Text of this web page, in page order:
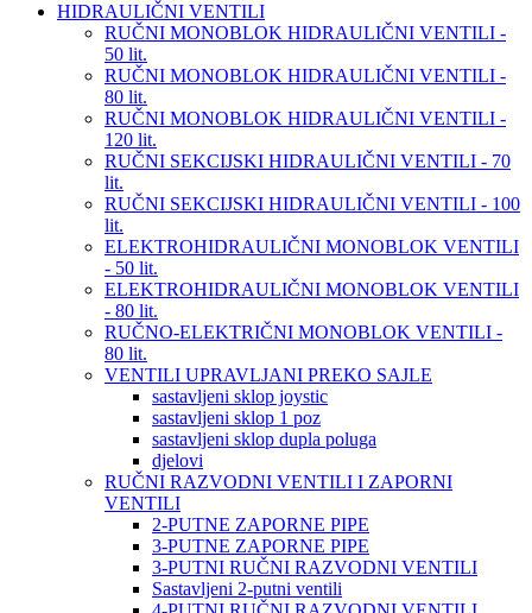
HIDRAULIČNI VENTILI
RUČNI MONOBLOK HIDRAULIČNI VENTILI -
50 lit.
RUČNI MONOBLOK HIDRAULIČNI VENTILI -
80 lit.
RUČNI MONOBLOK HIDRAULIČNI VENTILI -
120 lit.
RUČNI SEKCIJSKI HIDRAULIČNI VENTILI - 70
lit.
RUČNI SEKCIJSKI HIDRAULIČNI VENTILI - 100
lit.
ELEKTROHIDRAULIČNI MONOBLOK VENTILI
- 50 lit.
ELEKTROHIDRAULIČNI MONOBLOK VENTILI
- 80 lit.
RUČNO-ELEKTRIČNI MONOBLOK VENTILI -
80 lit.
VENTILI UPRAVLJANI PREKO SAJLE
sastavljeni sklop joystic
sastavljeni sklop 1 poz
sastavljeni sklop dupla poluga
djelovi
RUČNI RAZVODNI VENTILI I ZAPORNI
VENTILI
2-PUTNE ZAPORNE PIPE
3-PUTNE ZAPORNE PIPE
3-PUTNI RUČNI RAZVODNI VENTILI
Sastavljeni 2-putni ventili